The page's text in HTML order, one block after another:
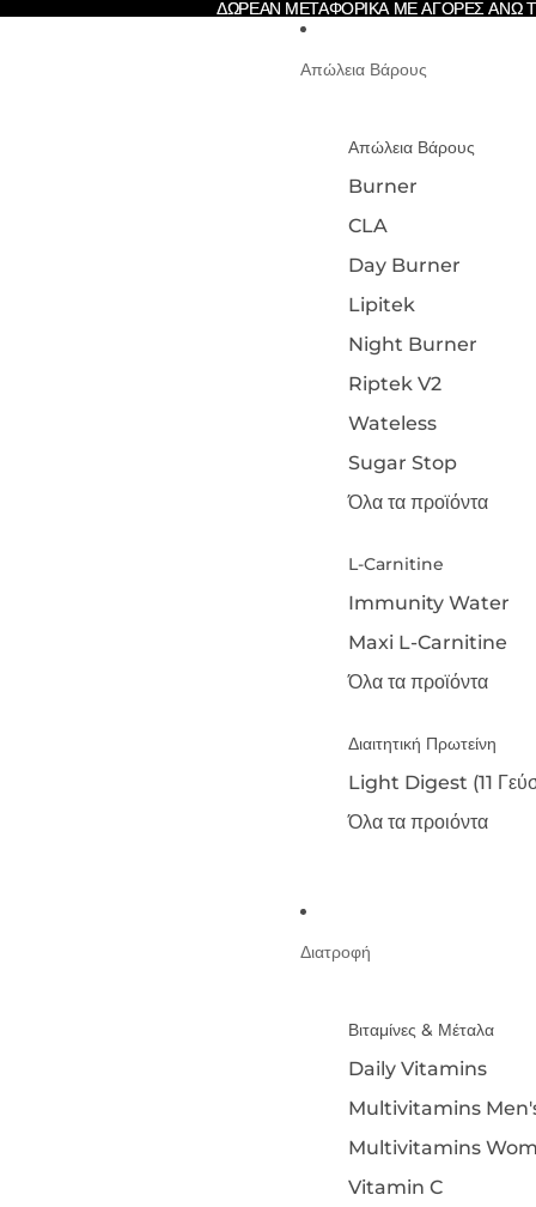
ΔΩΡΕΑΝ ΜΕΤΑΦΟΡΙΚΑ ΜΕ ΑΓΟΡΕΣ ΑΝΩ
ΔΩΡΕΑΝ ΜΕΤΑΦΟΡΙΚΑ ΜΕ ΑΓΟΡΕΣ ΑΝΩ
Απώλεια Βάρους
Απώλεια Βάρους
Burner
CLA
Day Burner
Lipitek
Night Burner
Riptek V2
Wateless
Sugar Stop
Όλα τα προϊόντα
L-Carnitine
Immunity Water
Maxi L-Carnitine
Όλα τα προϊόντα
Διαιτητική Πρωτείνη
Light Digest (11
Όλα τα προιόντα
Διατροφή
Βιταμίνες & Μέταλα
Daily Vitamins
Multivitamins
Multivitamins
Vitamin C